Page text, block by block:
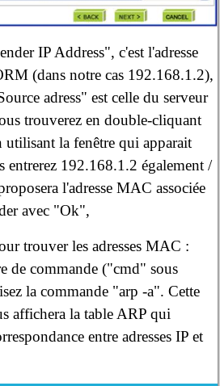
IP Address", c'est l'adresse
(dans notre cas 192.168.1.2),
adress" est celle du serveur
trouverez en double-cliquant
utilisant la fenêtre qui apparait
entrerez 192.168.1.2 également /
l'adresse MAC associée
avec "Ok",
trouver les adresses MAC :
de commande ("cmd" sous
la commande "arp -a". Cette
affichera la table ARP qui
entre adresses IP et